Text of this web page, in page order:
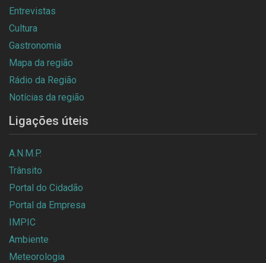
Entrevistas
Cultura
Gastronomia
Mapa da região
Rádio da Região
Notícias da região
Ligações úteis
A.N.M.P.
Trânsito
Portal do Cidadão
Portal da Empresa
IMPIC
Ambiente
Meteorologia